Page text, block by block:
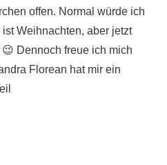
offen. Normal würde ich
Weihnachten, aber jetzt
Dennoch freue ich mich
Florean hat mir ein